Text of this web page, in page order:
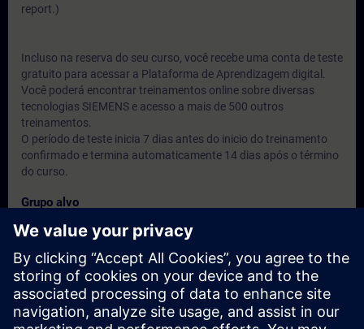
report.)
Incluso na reserva do seu curso, você recebe uma conta de teste
gratuito para acessar a Plataforma de Aprendizagem digital.
Você poderá encontrar treinamentos online sobre diversas
tecnologias SIEMENS e acesso a mais de 500 outros
treinamentos.
O período de teste inicia 7 dias antes do inicio do treinamento
confirmado e termina automaticamente 14 dias após o término
do curso.
Grupo alvo
Engenheiros, técnicos e usuários do produto.
Datas e registo
Atualmente, nenhum evento disponível